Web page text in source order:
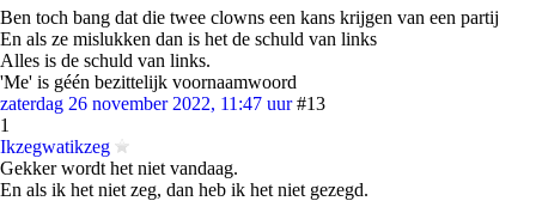
Ben toch bang dat die twee clowns een kans krijgen van een partij
En als ze mislukken dan is het de schuld van links
Alles is de schuld van links.
'Me' is géén bezittelijk voornaamwoord
zaterdag 26 november 2022, 11:47 uur #13
1
Ikzegwatikzeg
Gekker wordt het niet vandaag.
En als ik het niet zeg, dan heb ik het niet gezegd.